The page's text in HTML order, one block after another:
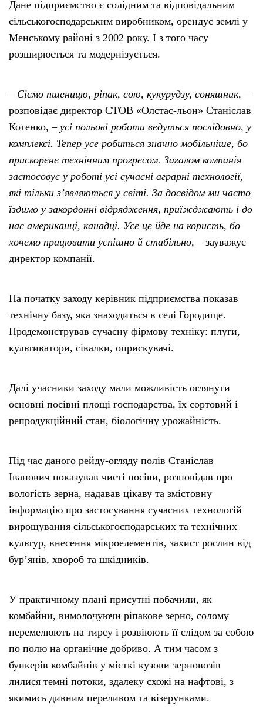
Дане підприємство є солідним та відповідальним
сільськогосподарським виробником, орендує землі у
Менському районі з 2002 року. І з того часу
розширюється та модернізується.
–Сіємо пшеницю, ріпак, сою, кукурудзу, соняшник, –
розповідає директор СТОВ «Олстас-льон» Станіслав
Котенко, – усі польові роботи ведуться послідовно, у
комплексі. Тепер усе робиться значно мобільніше, бо
прискорене технічним прогресом. Загалом компанія
застосовує у роботі усі сучасні аграрні технології,
які тільки з’являються у світі. За досвідом ми часто
їздимо у закордонні відрядження, приїжджають і до
нас американці, канадці. Усе це йде на користь, бо
хочемо працювати успішно й стабільно, – зауважує
директор компанії.
На початку заходу керівник підприємства показав
технічну базу, яка знаходиться в селі Городище.
Продемонстрував сучасну фірмову техніку: плуги,
культиватори, сівалки, оприскувачі.
Далі учасники заходу мали можливість оглянути
основні посівні площі господарства, їх сортовий і
репродукційний стан, біологічну урожайність.
Під час даного рейду-огляду полів Станіслав
Іванович показував чисті посіви, розповідав про
вологість зерна, надавав цікаву та змістовну
інформацію про застосування сучасних технологій
вирощування сільськогосподарських та технічних
культур, внесення мікроелементів, захист рослин від
бур’янів, хвороб та шкідників.
У практичному плані присутні побачили, як
комбайни, вимолочуючи ріпакове зерно, солому
перемелюють на тирсу і розвіюють її слідом за собою
по полю на органічне добриво. А тим часом з
бункерів комбайнів у місткі кузови зерновозів
лилися темні потоки, здалеку схожі на нафтові, з
якимись дивним переливом та візерунками.